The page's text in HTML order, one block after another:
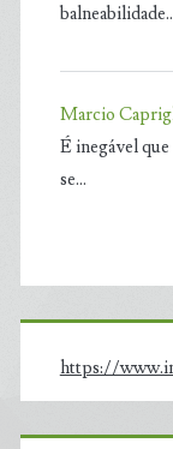
Marcio
É inegável
se…
https://